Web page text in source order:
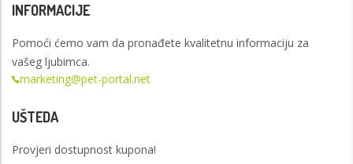
INFORMACIJE
Pomoći ćemo vam da pronađete kvalitetnu informaciju za
vašeg ljubimca.
marketing@pet-portal.net
UŠTEDA
Provjeri dostupnost kupona!